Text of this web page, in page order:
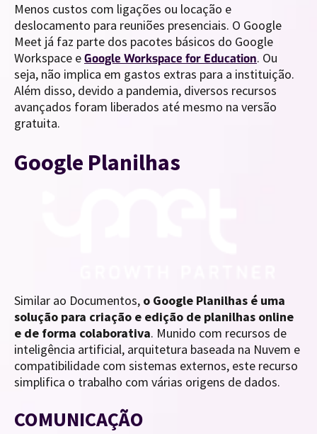
Menos custos com ligações ou locação e
deslocamento para reuniões presenciais. O Google
Meet já faz parte dos pacotes básicos do Google
Workspace eGoogle Workspace for Education. Ou
seja, não implica em gastos extras para a instituição.
Além disso, devido a pandemia, diversos recursos
avançados foram liberados até mesmo na versão
gratuita.
Google Planilhas
Similar ao Documentos, o Google Planilhas é uma
solução para criação e edição de planilhas online
e de forma colaborativa. Munido com recursos de
inteligência artificial, arquitetura baseada na Nuvem e
compatibilidade com sistemas externos, este recurso
simplifica o trabalho com várias origens de dados.
COMUNICAÇÃO